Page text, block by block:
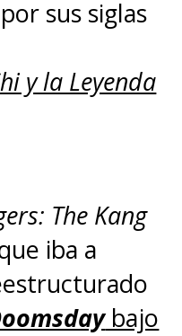
sus siglas
y la Leyenda
The Kang
iba a
bajo